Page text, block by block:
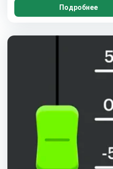
Подробнее